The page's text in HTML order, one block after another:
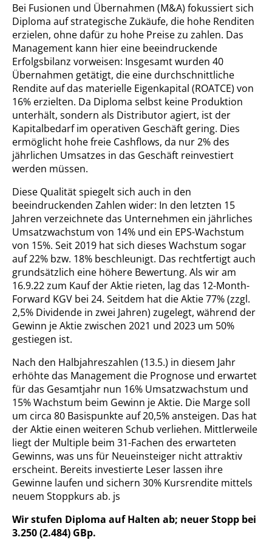
Bei Fusionen und Übernahmen (M&A) fokussiert sich
Diploma auf strategische Zukäufe, die hohe Renditen
erzielen, ohne dafür zu hohe Preise zu zahlen. Das
Management kann hier eine beeindruckende
Erfolgsbilanz vorweisen: Insgesamt wurden 40
Übernahmen getätigt, die eine durchschnittliche
Rendite auf das materielle Eigenkapital (ROATCE) von
16% erzielten. Da Diploma selbst keine Produktion
unterhält, sondern als Distributor agiert, ist der
Kapitalbedarf im operativen Geschäft gering. Dies
ermöglicht hohe freie Cashflows, da nur 2% des
jährlichen Umsatzes in das Geschäft reinvestiert
werden müssen.
Diese Qualität spiegelt sich auch in den
beeindruckenden Zahlen wider: In den letzten 15
Jahren verzeichnete das Unternehmen ein jährliches
Umsatzwachstum von 14% und ein EPS-Wachstum
von 15%. Seit 2019 hat sich dieses Wachstum sogar
auf 22% bzw. 18% beschleunigt. Das rechtfertigt auch
grundsätzlich eine höhere Bewertung. Als wir am
16.9.22 zum Kauf der Aktie rieten, lag das 12-Month-
Forward KGV bei 24. Seitdem hat die Aktie 77% (zzgl.
2,5% Dividende in zwei Jahren) zugelegt, während der
Gewinn je Aktie zwischen 2021 und 2023 um 50%
gestiegen ist.
Nach den Halbjahreszahlen (13.5.) in diesem Jahr
erhöhte das Management die Prognose und erwartet
für das Gesamtjahr nun 16% Umsatzwachstum und
15% Wachstum beim Gewinn je Aktie. Die Marge soll
um circa 80 Basispunkte auf 20,5% ansteigen. Das hat
der Aktie einen weiteren Schub verliehen. Mittlerweile
liegt der Multiple beim 31-Fachen des erwarteten
Gewinns, was uns für Neueinsteiger nicht attraktiv
erscheint. Bereits investierte Leser lassen ihre
Gewinne laufen und sichern 30% Kursrendite mittels
neuem Stoppkurs ab. js
Wir stufen Diploma auf Halten ab; neuer Stopp bei
3.250 (2.484) GBp.